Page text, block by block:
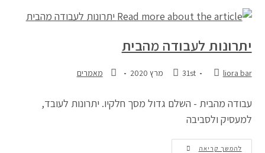
יתרונות לעבודה מהבית
liora bar 31st מרץ 2020 מאמרים
עבודה מהבית - השלם גדול מסך חלקיו. יתרונות לעובד,
למעסיק ולסביבה
להמשך קריאה